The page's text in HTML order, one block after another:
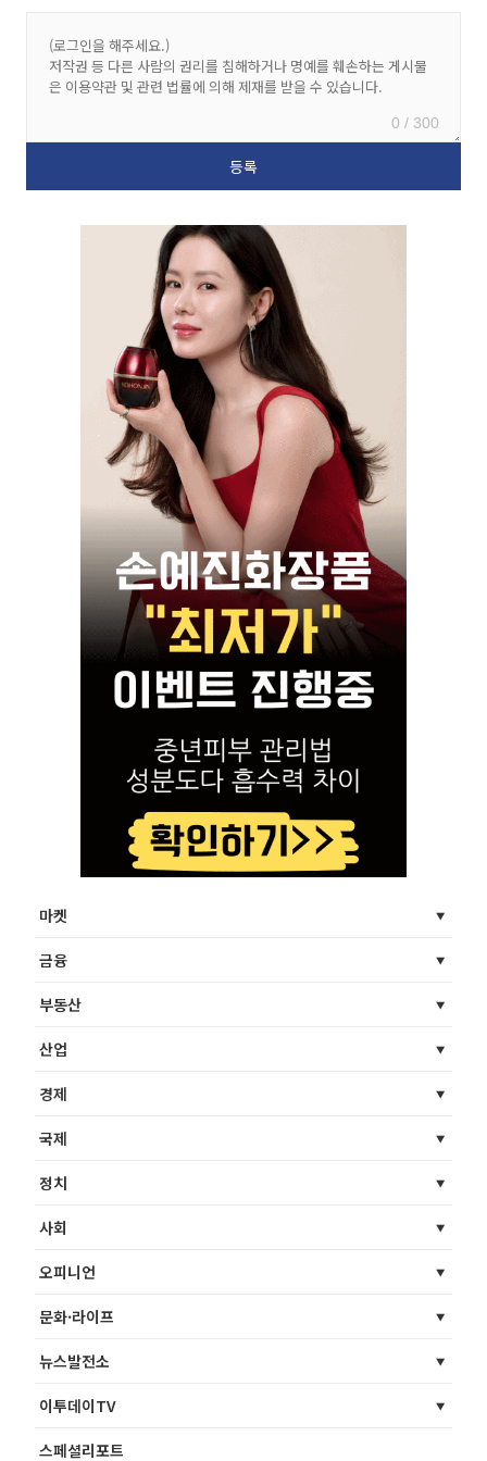
0 / 300
마켓
금융
부동산
산업
경제
국제
정치
사회
오피니언
문화·라이프
뉴스발전소
이투데이TV
스페셜리포트